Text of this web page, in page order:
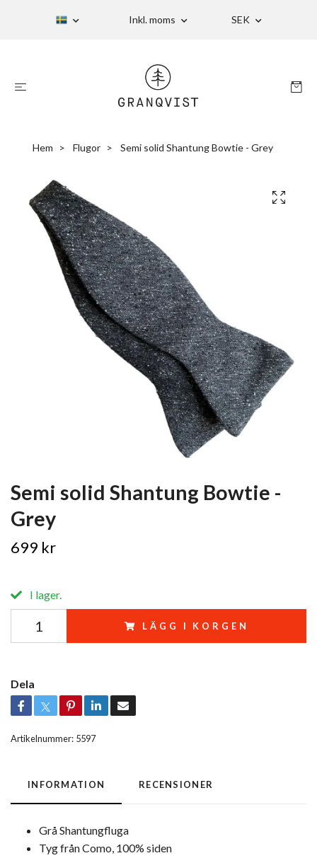
Inkl. moms SEK
Hem Flugor Semi solid Shantung Bowtie - Grey
Semi solid Shantung Bowtie -
Grey
699 kr
I lager.
LÄGG I KORGEN
Dela
Artikelnummer: 5597
INFORMATION RECENSIONER
Grå Shantungfluga
Tyg från Como, 100% siden